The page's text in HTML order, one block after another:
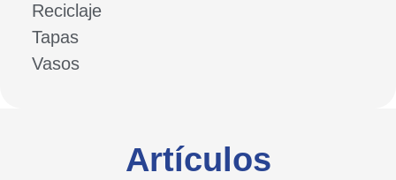
Reciclaje
Tapas
Vasos
Artículos